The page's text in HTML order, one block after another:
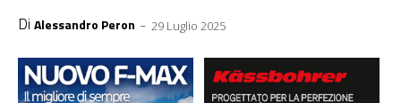
Di Alessandro Peron - 29 Luglio 2025